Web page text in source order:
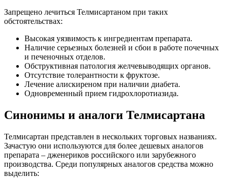
Запрещено лечиться Телмисартаном при таких
обстоятельствах:
Высокая уязвимость к ингредиентам препарата.
Наличие серьезных болезней и сбои в работе почечных
и печеночных отделов.
Обструктивная патология желчевыводящих органов.
Отсутствие толерантности к фруктозе.
Лечение алискиреном при наличии диабета.
Одновременный прием гидрохлоротиазида.
Синонимы и аналоги Телмисартана
Телмисартан представлен в нескольких торговых названиях.
Зачастую они используются для более дешевых аналогов
препарата – дженериков российского или зарубежного
производства. Среди популярных аналогов средства можно
выделить: